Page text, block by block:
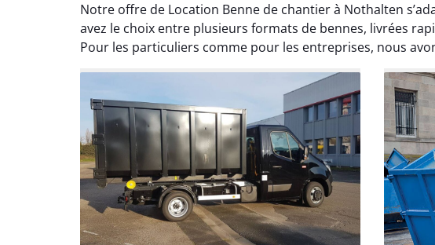
Notre offre de Location Benne de chantier à Nothalten
avez le choix entre plusieurs formats de bennes, livrées
Pour les particuliers comme pour les entreprises, nous